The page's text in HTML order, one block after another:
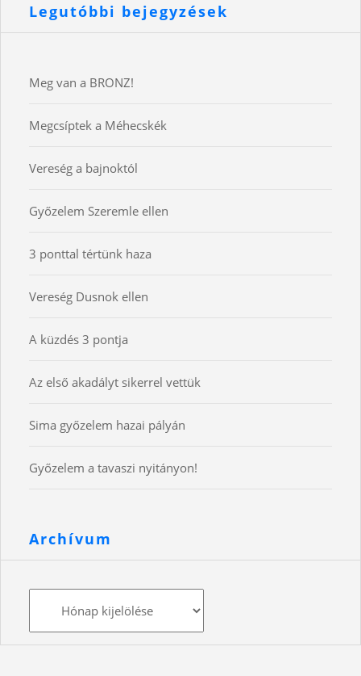
Legutóbbi bejegyzések
Meg van a BRONZ!
Megcsíptek a Méhecskék
Vereség a bajnoktól
Győzelem Szeremle ellen
3 ponttal tértünk haza
Vereség Dusnok ellen
A küzdés 3 pontja
Az első akadályt sikerrel vettük
Sima győzelem hazai pályán
Győzelem a tavaszi nyitányon!
Archívum